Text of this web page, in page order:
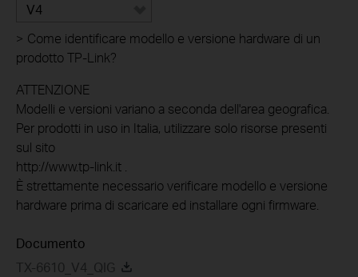
V4
> Come identificare modello e versione hardware di un
prodotto TP-Link?
ATTENZIONE
Modelli e versioni variano a seconda dell'area geografica.
Per prodotti in uso in Italia, utilizzare solo risorse presenti
sul sito
http://www.tp-link.it .
È strettamente necessario verificare modello e versione
hardware prima di scaricare ed installare ogni firmware.
Documento
TX-6610_V4_QIG